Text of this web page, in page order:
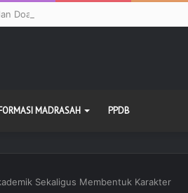
Doa Kebangsaan di Monas, Wujud
MADRASAH PPDB
Sekaligus Membentuk Karakter